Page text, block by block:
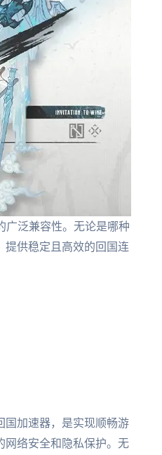
广泛兼容性。无论是哪种
供稳定且高效的回国连
国加速器，是实现顺畅游
网络安全和隐私保护。无